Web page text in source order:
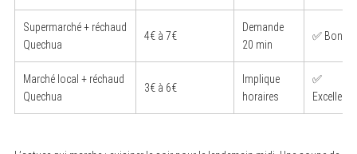
Supermarché + réchaud
Quechua
4€ à 7€
Demande
20 min
✅ Bon
Marché local + réchaud
Quechua
3€ à 6€
Implique
horaires
✅
Excellent